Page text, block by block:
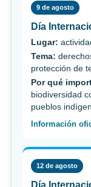
9 de agosto
Día
Lugar:
Tema:
protección de
Por qué
biodiversidad
pueblos
Información
12 de agosto